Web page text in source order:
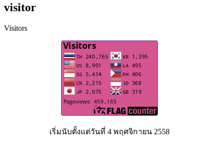
visitor
Visitors
เริ่มนับตั้งแต่วันที่ 4 พฤศจิกายน 2558